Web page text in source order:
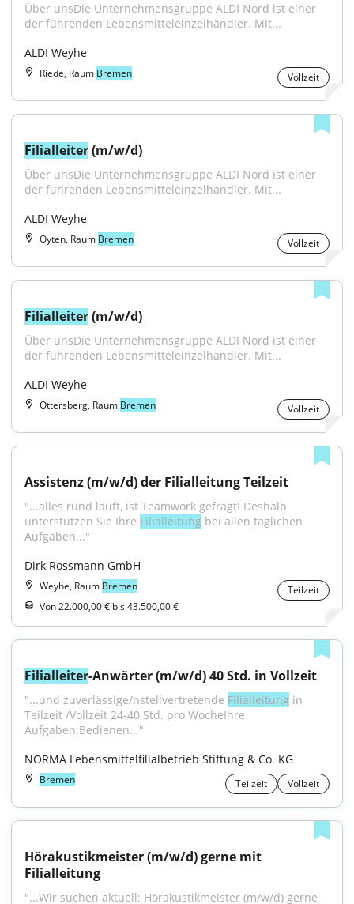
Über unsDie Unternehmensgruppe ALDI Nord ist einer
der führenden Lebensmitteleinzelhändler. Mit...
ALDI Weyhe
Riede, Raum Bremen Vollzeit
Filialleiter (m/w/d)
Über unsDie Unternehmensgruppe ALDI Nord ist einer
der führenden Lebensmitteleinzelhändler. Mit...
ALDI Weyhe
Oyten, Raum Bremen Vollzeit
Filialleiter (m/w/d)
Über unsDie Unternehmensgruppe ALDI Nord ist einer
der führenden Lebensmitteleinzelhändler. Mit...
ALDI Weyhe
Ottersberg, Raum Bremen Vollzeit
Assistenz (m/w/d) der Filialleitung Teilzeit
"...alles rund läuft, ist Teamwork gefragt! Deshalb
unterstützen Sie Ihre Filialleitung bei allen täglichen
Aufgaben..."
Dirk Rossmann GmbH
Weyhe, Raum Bremen
Teilzeit
Von 22.000,00 € bis 43.500,00 €
Filialleiter-Anwärter (m/w/d) 40 Std. in Vollzeit
"...und zuverlässige/nstellvertretende Filialleitung in
Teilzeit /Vollzeit 24-40 Std. pro WocheIhre
Aufgaben:Bedienen..."
NORMA Lebensmittelfilialbetrieb Stiftung & Co. KG
Bremen Teilzeit Vollzeit
Hörakustikmeister (m/w/d) gerne mit
Filialleitung
"...Wir suchen aktuell: Hörakustikmeister (m/w/d) gerne